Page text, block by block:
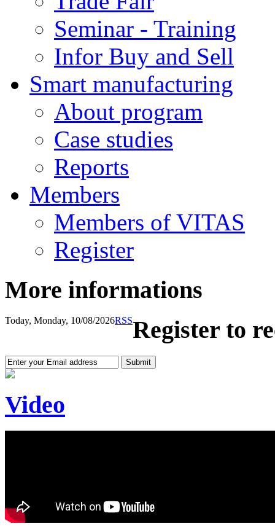
Seminar - Training
Infor Buy and Sell
Smart manufacturing
About program
Case studies
Reports
Members
Members of VITAS
Register
More informations
Today, Monday, 10/08/2026RSSRegister to
Video